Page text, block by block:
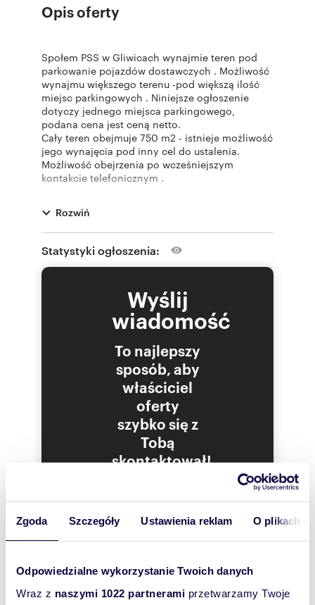
Zgoda Szczegóły Ustawienia reklam O plikach
Odpowiedzialne wykorzystanie Twoich danych
Wraz z naszymi 1022 partnerami przetwarzamy Twoje
Opis oferty
Społem PSS w Gliwicach wynajmie teren pod
parkowanie pojazdów dostawczych . Możliwość
wynajmu większego terenu -pod większą ilość
miejsc parkingowych . Niniejsze ogłoszenie
dotyczy jednego miejsca parkingowego,
podana cena jest ceną netto.
Cały teren obejmuje 750 m2 - istnieje możliwość
jego wynajęcia pod inny cel do ustalenia.
Możliwość obejrzenia po wcześniejszym
kontakcie telefonicznym .
Rozwiń
Statystyki ogłoszenia:
Wyślij
wiadomość
To najlepszy
sposób, aby
właściciel
oferty
szybko się z
Tobą
skontaktował!